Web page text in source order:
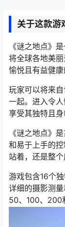
关于这款游
《谜之地点》
将全球各地美
愉悦且有益健康
玩家可以将来
一起。进入令人
享受其独特且身
《谜之地点》
和易于上手的控
站着，还是整个
游戏包含16个
详细的摄影测
50、100、200